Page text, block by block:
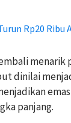
Rp20 Ribu
menarik
dinilai
panjang.